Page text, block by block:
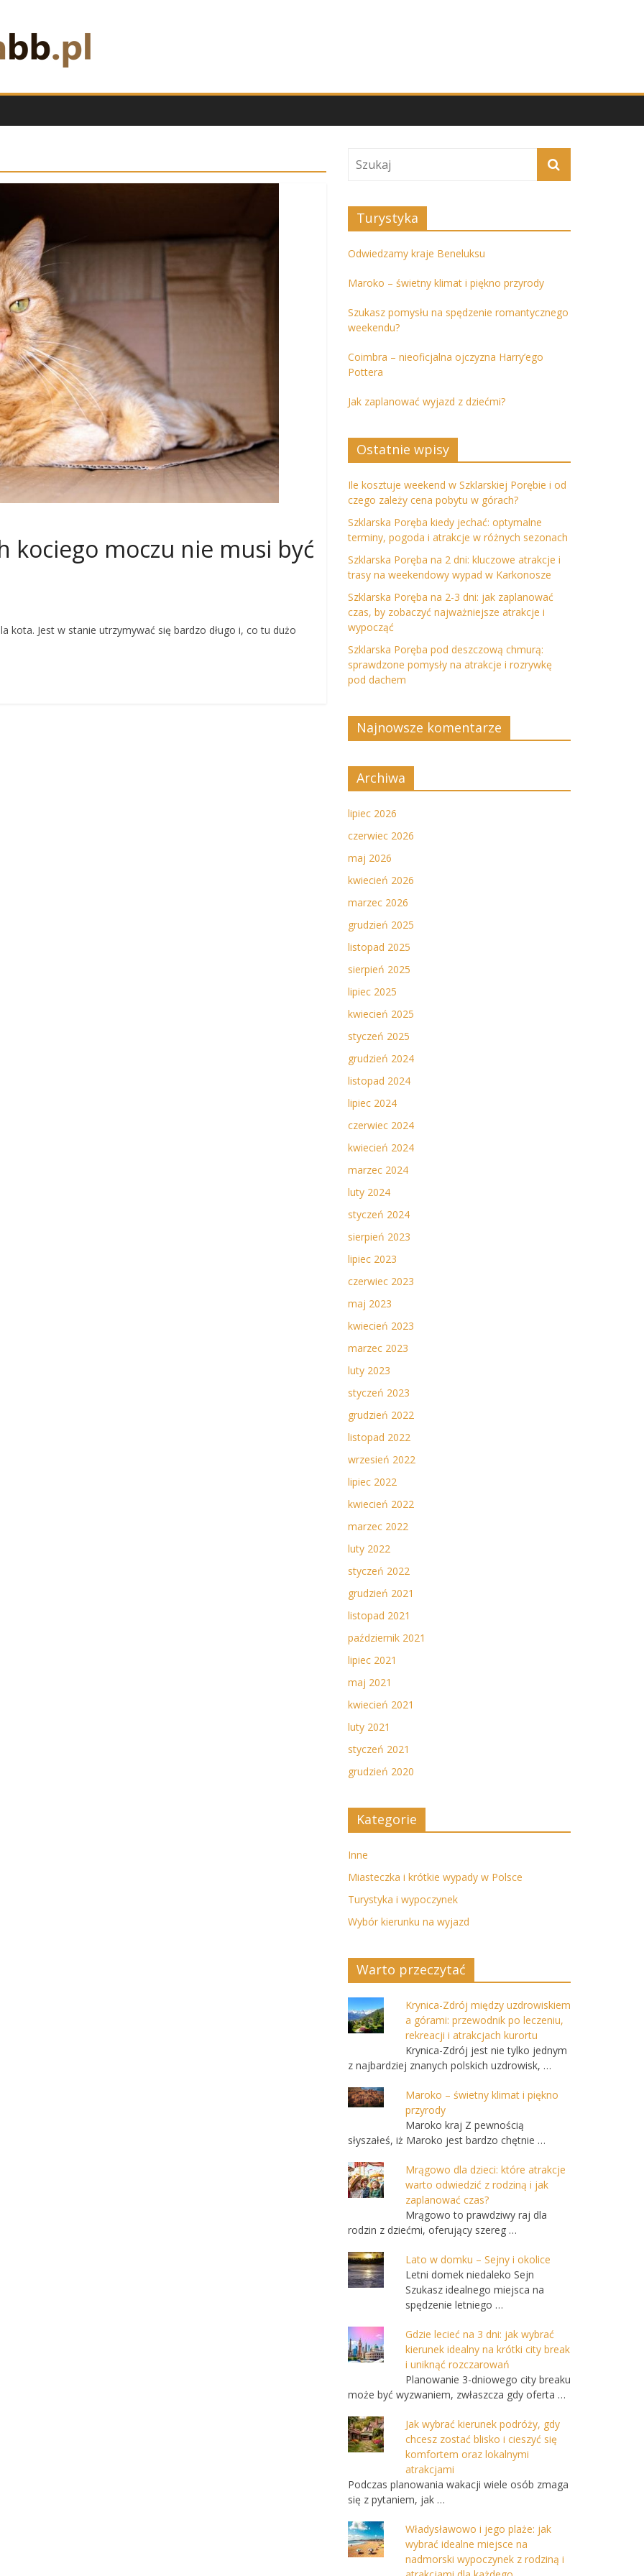
kociego moczu nie musi być
kota. Jest w stanie utrzymywać się bardzo długo i, co tu dużo
Turystyka
Odwiedzamy kraje Beneluksu
Maroko – świetny klimat i piękno przyrody
Szukasz pomysłu na spędzenie romantycznego
weekendu?
Coimbra – nieoficjalna ojczyzna Harry’ego
Pottera
Jak zaplanować wyjazd z dziećmi?
Ostatnie wpisy
Ile kosztuje weekend w Szklarskiej Porębie i od
czego zależy cena pobytu w górach?
Szklarska Poręba kiedy jechać: optymalne
terminy, pogoda i atrakcje w różnych sezonach
Szklarska Poręba na 2 dni: kluczowe atrakcje i
trasy na weekendowy wypad w Karkonosze
Szklarska Poręba na 2-3 dni: jak zaplanować
czas, by zobaczyć najważniejsze atrakcje i
wypocząć
Szklarska Poręba pod deszczową chmurą:
sprawdzone pomysły na atrakcje i rozrywkę
pod dachem
Najnowsze komentarze
Archiwa
lipiec 2026
czerwiec 2026
maj 2026
kwiecień 2026
marzec 2026
grudzień 2025
listopad 2025
sierpień 2025
lipiec 2025
kwiecień 2025
styczeń 2025
grudzień 2024
listopad 2024
lipiec 2024
czerwiec 2024
kwiecień 2024
marzec 2024
luty 2024
styczeń 2024
sierpień 2023
lipiec 2023
czerwiec 2023
maj 2023
kwiecień 2023
marzec 2023
luty 2023
styczeń 2023
grudzień 2022
listopad 2022
wrzesień 2022
lipiec 2022
kwiecień 2022
marzec 2022
luty 2022
styczeń 2022
grudzień 2021
listopad 2021
październik 2021
lipiec 2021
maj 2021
kwiecień 2021
luty 2021
styczeń 2021
grudzień 2020
Kategorie
Inne
Miasteczka i krótkie wypady w Polsce
Turystyka i wypoczynek
Wybór kierunku na wyjazd
Warto przeczytać
Krynica-Zdrój między uzdrowiskiem
a górami: przewodnik po leczeniu,
rekreacji i atrakcjach kurortu
Krynica-Zdrój jest nie tylko jednym
z najbardziej znanych polskich uzdrowisk, …
Maroko – świetny klimat i piękno
przyrody
Maroko kraj Z pewnością
słyszałeś, iż Maroko jest bardzo chętnie …
Mrągowo dla dzieci: które atrakcje
warto odwiedzić z rodziną i jak
zaplanować czas?
Mrągowo to prawdziwy raj dla
rodzin z dziećmi, oferujący szereg …
Lato w domku – Sejny i okolice
Letni domek niedaleko Sejn
Szukasz idealnego miejsca na
spędzenie letniego …
Gdzie lecieć na 3 dni: jak wybrać
kierunek idealny na krótki city break
i uniknąć rozczarowań
Planowanie 3-dniowego city breaku
może być wyzwaniem, zwłaszcza gdy oferta …
Jak wybrać kierunek podróży, gdy
chcesz zostać blisko i cieszyć się
komfortem oraz lokalnymi
atrakcjami
Podczas planowania wakacji wiele osób zmaga
się z pytaniem, jak …
Władysławowo i jego plaże: jak
wybrać idealne miejsce na
nadmorski wypoczynek z rodziną i